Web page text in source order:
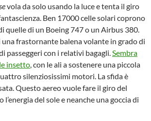
vola da solo usando la luce e tenta il giro
Ben 17000 celle solari coprono
quelle di un Boeing 747 o un Airbus 380.
una frastornante balena volante in grado di
passeggeri con i relativi bagagli.Sembra
insetto, con le ali a sostenere una piccola
silenziosissimi motori. La sfida è
Questo aereo vuole fare il giro del
l’energia del sole e neanche una goccia di